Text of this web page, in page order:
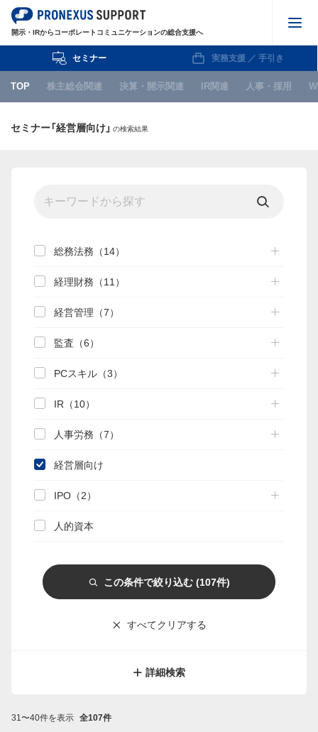
開示・IRからコーポレートコミュニケーションの総合支援へ
決算・開示関連
IR関連
お知らせ
セミナー
PRONEXUS SUPPORTの使い方
実務支援機能
実務支援DB
Webゼミプレミアム
TOP 株主総会関連 決算・開示関連 IR関連 人事・採用
セミナー 実務支援 ／ 手引き
セミナー「経営層向け」 の検索結果
総務法務（14）
経理財務（11）
経営管理（7）
監査（6）
PCスキル（3）
IR（10）
人事労務（7）
経営層向け
IPO（2）
人的資本
この条件で絞り込む (107件)
すべてクリアする
詳細検索
31〜40件を表示 全107件